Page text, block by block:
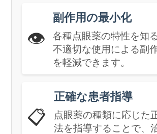
👁️
副作用の最小化
各種点眼薬の特性を知
不適切な使用による副
を軽減できます。
📋
正確な患者指導
点眼薬の種類に応じた
法を指導することで、